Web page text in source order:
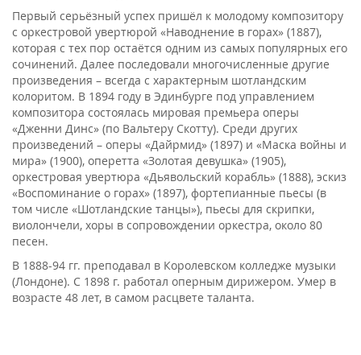
Первый серьёзный успех пришёл к молодому композитору
с оркестровой увертюрой «Наводнение в горах» (1887),
которая с тех пор остаётся одним из самых популярных его
сочинений. Далее последовали многочисленные другие
произведения – всегда с характерным шотландским
колоритом. В 1894 году в Эдинбурге под управлением
композитора состоялась мировая премьера оперы
«Дженни Динс» (по Вальтеру Скотту). Среди других
произведений – оперы «Дайрмид» (1897) и «Маска войны и
мира» (1900), оперетта «Золотая девушка» (1905),
оркестровая увертюра «Дьявольский корабль» (1888), эскиз
«Воспоминание о горах» (1897), фортепианные пьесы (в
том числе «Шотландские танцы»), пьесы для скрипки,
виолончели, хоры в сопровождении оркестра, около 80
песен.
В 1888-94 гг. преподавал в Королевском колледже музыки
(Лондоне). С 1898 г. работал оперным дирижером. Умер в
возрасте 48 лет, в самом расцвете таланта.